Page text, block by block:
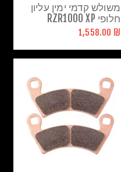
משולש קדמי ימין עליון
חלופי RZR1000 XP
₪ 1,558.00